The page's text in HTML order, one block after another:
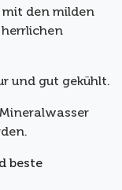
mit den milden
und gut gekühlt.
beste